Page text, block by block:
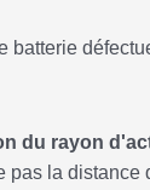
batterie
du rayon
pas la distance